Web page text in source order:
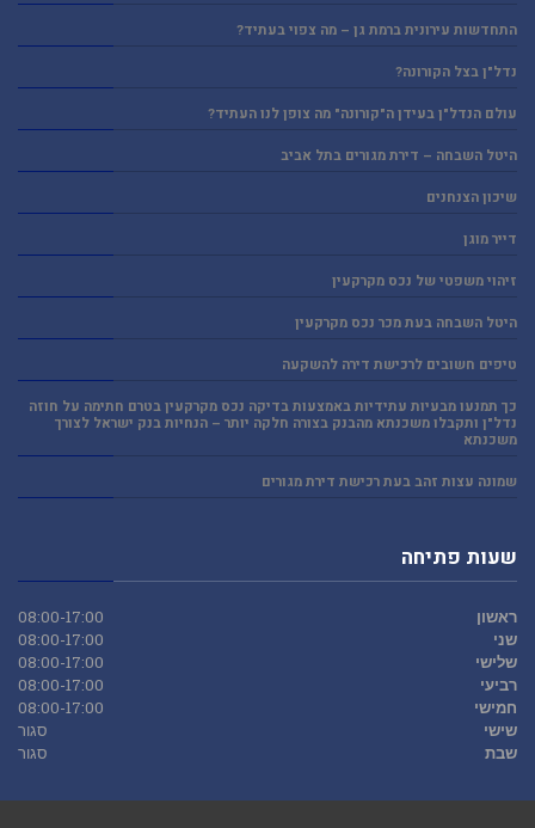
התחדשות עירונית ברמת גן – מה צפוי בעתיד?
נדל"ן בצל הקורונה?
עולם הנדל"ן בעידן ה"קורונה" מה צופן לנו העתיד?
היטל השבחה – דירת מגורים בתל אביב
שיכון הצנחנים
דייר מוגן
זיהוי משפטי של נכס מקרקעין
היטל השבחה בעת מכר נכס מקרקעין
טיפים חשובים לרכישת דירה להשקעה
כך תמנעו מבעיות עתידיות באמצעות בדיקה נכס מקרקעין בטרם חתימה על חוזה
נדל"ן ותקבלו משכנתא מהבנק בצורה חלקה יותר – הנחיות בנק ישראל לצורך
משכנתא
שמונה עצות זהב בעת רכישת דירת מגורים
שעות פתיחה
ראשון
08:00-17:00
שני
08:00-17:00
שלישי
08:00-17:00
רביעי
08:00-17:00
חמישי
08:00-17:00
שישי
סגור
שבת
סגור